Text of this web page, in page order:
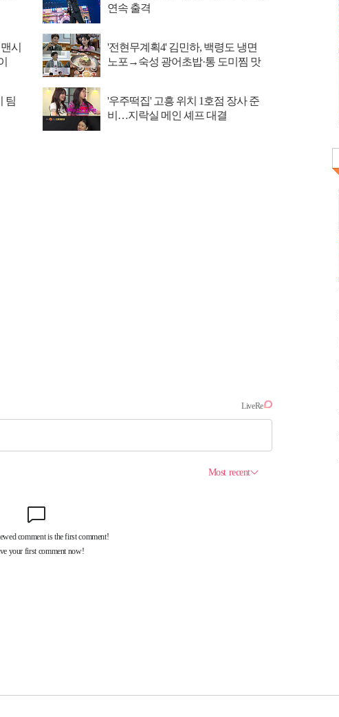
연속 출격
시
'전현무계획4' 김민하, 백령도 냉면
노포→숙성 광어초밥·통 도미찜 맛
팀
'우주떡집' 고흥 위치 1호점 장사 준
비…지락실 메인 셰프 대결